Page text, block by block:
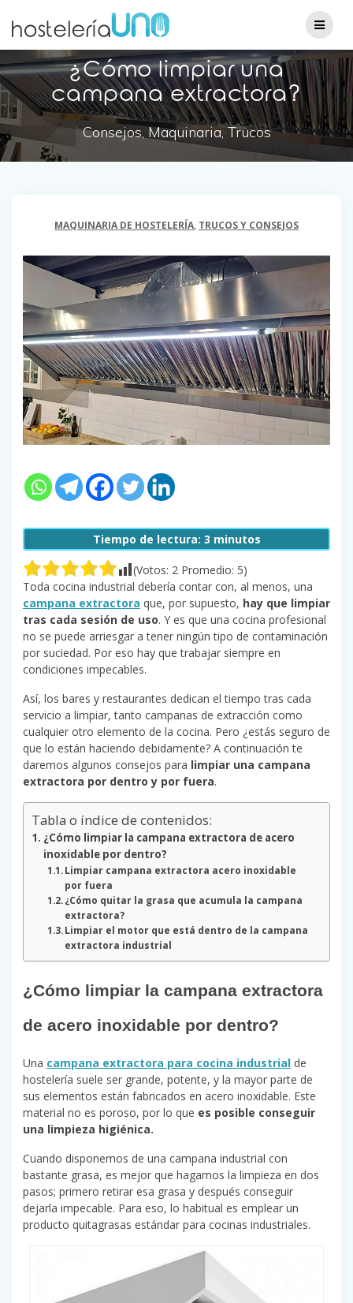
¿Cómo limpiar una
campana extractora?
Consejos, Maquinaria, Trucos
MAQUINARIA DE HOSTELERÍA, TRUCOS Y CONSEJOS
Tiempo de lectura: 3 minutos
(Votos: 2 Promedio: 5)
Toda cocina industrial debería contar con, al menos, una
campana extractora que, por supuesto, hay que limpiar
tras cada sesión de uso. Y es que una cocina profesional
no se puede arriesgar a tener ningún tipo de contaminación
por suciedad. Por eso hay que trabajar siempre en
condiciones impecables.
Así, los bares y restaurantes dedican el tiempo tras cada
servicio a limpiar, tanto campanas de extracción como
cualquier otro elemento de la cocina. Pero ¿estás seguro de
que lo están haciendo debidamente? A continuación te
daremos algunos consejos para limpiar una campana
extractora por dentro y por fuera.
Tabla o índice de contenidos:
¿Cómo limpiar la campana extractora de acero
inoxidable por dentro?
Limpiar campana extractora acero inoxidable
por fuera
¿Cómo quitar la grasa que acumula la campana
extractora?
Limpiar el motor que está dentro de la campana
extractora industrial
¿Cómo limpiar la campana extractora
de acero inoxidable por dentro?
Una campana extractora para cocina industrial de
hostelería suele ser grande, potente, y la mayor parte de
sus elementos están fabricados en acero inoxidable. Este
material no es poroso, por lo que es posible conseguir
una limpieza higiénica.
Cuando disponemos de una campana industrial con
bastante grasa, es mejor que hagamos la limpieza en dos
pasos; primero retirar esa grasa y después conseguir
dejarla impecable. Para eso, lo habitual es emplear un
producto quitagrasas estándar para cocinas industriales.